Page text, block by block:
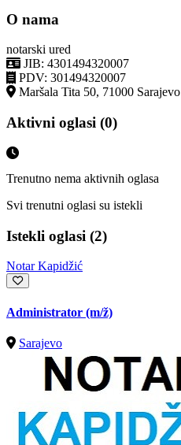
O nama
notarski ured
JIB: 4301494320007
PDV: 301494320007
Maršala Tita 50, 71000 Sarajevo
Aktivni oglasi (0)
Trenutno nema aktivnih oglasa
Svi trenutni oglasi su istekli
Istekli oglasi (2)
Notar Kapidžić
Administrator (m/ž)
Sarajevo